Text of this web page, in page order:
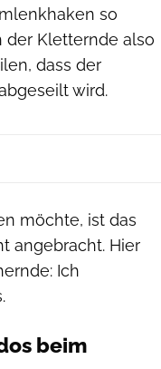
so
der Kletternde also
dass der
wird.
möchte, ist das
angebracht. Hier
Ich
beim